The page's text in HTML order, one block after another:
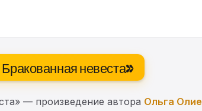
невеста»
— произведение автора Ольга Олие